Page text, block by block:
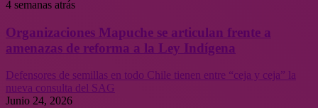
4 semanas atrás
Organizaciones Mapuche se articulan frente a
amenazas de reforma a la Ley Indígena
Defensores de semillas en todo Chile tienen entre “ceja y ceja” la
nueva consulta del SAG
Junio 24, 2026